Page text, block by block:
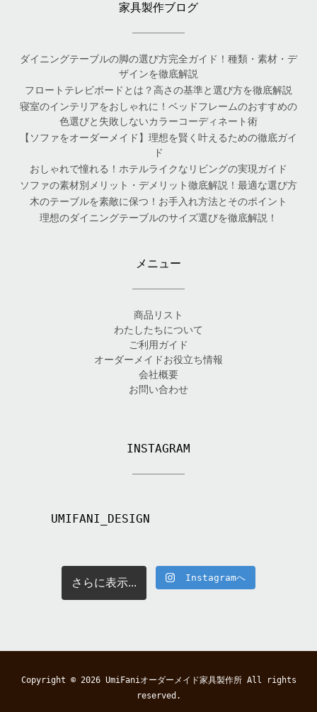
家具製作ブログ
ダイニングテーブルの脚の選び方完全ガイド！種類・素材・デ
ザインを徹底解説
フロートテレビボードとは？高さの基準と選び方を徹底解説
寝室のインテリアをおしゃれに！ベッドフレームのおすすめの
色選びと失敗しないカラーコーディネート術
【ソファをオーダーメイド】理想を賢く叶えるための徹底ガイ
ド
おしゃれで憧れる！ホテルライクなリビングの実現ガイド
ソファの素材別メリット・デメリット徹底解説！最適な選び方
木のテーブルを素敵に保つ！お手入れ方法とそのポイント
理想のダイニングテーブルのサイズ選びを徹底解説！
メニュー
商品リスト
わたしたちについて
ご利用ガイド
オーダーメイドお役立ち情報
会社概要
お問い合わせ
INSTAGRAM
UMIFANI_DESIGN
さらに表示... Instagramへ
Copyright © 2026 UmiFaniオーダーメイド家具製作所All rights
reserved.